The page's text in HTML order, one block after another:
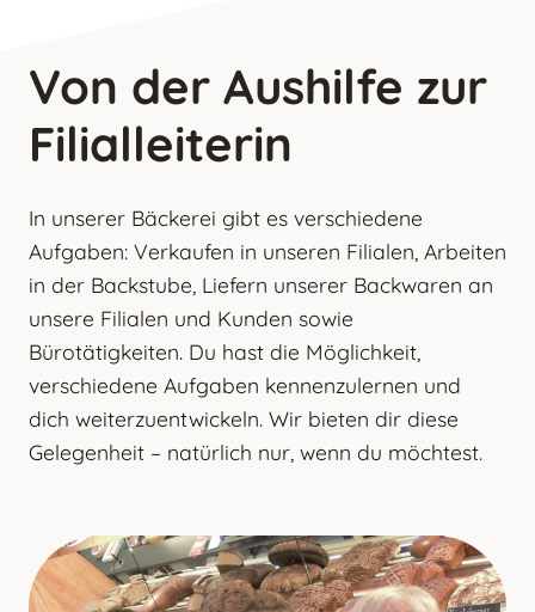
Von der Aushilfe zur
Filialleiterin
In unserer Bäckerei gibt es verschiedene
Aufgaben: Verkaufen in unseren Filialen, Arbeiten
in der Backstube, Liefern unserer Backwaren an
unsere Filialen und Kunden sowie
Bürotätigkeiten. Du hast die Möglichkeit,
verschiedene Aufgaben kennenzulernen und
dich weiterzuentwickeln. Wir bieten dir diese
Gelegenheit – natürlich nur, wenn du möchtest.